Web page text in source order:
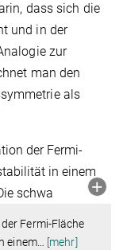
dass sich die
und in der
zur
man den
als
Fermi-Fläche
einem… [mehr]